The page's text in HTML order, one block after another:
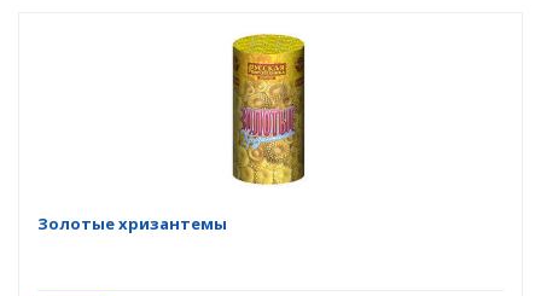
Золотые хризантемы